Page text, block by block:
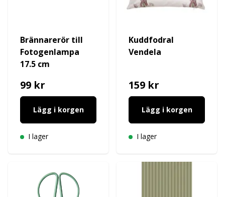
Brännarerör till
Fotogenlampa
17.5 cm
99 kr
Lägg i korgen
I lager
Kuddfodral
Vendela
159 kr
Lägg i korgen
I lager